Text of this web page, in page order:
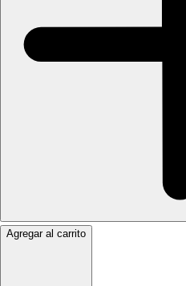
Agregar al carrito